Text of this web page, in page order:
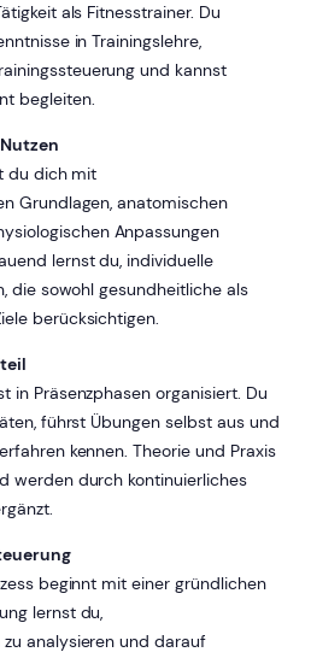
als Fitnesstrainer. Du
in Trainingslehre,
und kannst
begleiten.
du dich mit
Grundlagen, anatomischen
Anpassungen
lernst du, individuelle
die sowohl gesundheitliche als
berücksichtigen.
in Präsenzphasen organisiert. Du
führst Übungen selbst aus und
kennen. Theorie und Praxis
werden durch kontinuierliches
beginnt mit einer gründlichen
lernst du,
analysieren und darauf